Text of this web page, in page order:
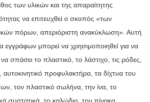
των υλικών και της απαραίτητης
να επιτευχθεί ο σκοπός «των
πόρων, απεριόριστη ανακύκλωση». Αυτή
εγγράφων μπορεί να χρησιμοποιηθεί για να
σπάσει το πλαστικό, το λάστιχο, τις ρόδες,
προφυλακτήρα, τα δίχτυα του
τον πλαστικό σωλήνα, την ίνα, το